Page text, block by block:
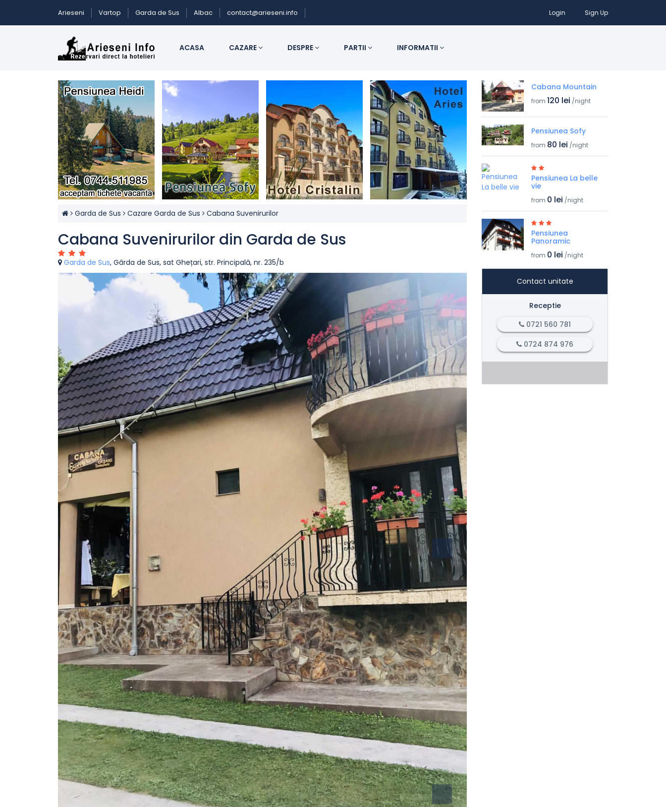
Arieseni Vartop Garda de Sus Albac contact@arieseni.info Login Sign Up
ACASA CAZARE DESPRE PARTII INFORMATII
Garda de Sus Cazare Garda de Sus Cabana Suvenirurilor
Cabana Suvenirurilor din Garda de Sus
Garda de Sus, Gârda de Sus, sat Ghețari, str. Principală, nr. 235/b
Cabana Mountain
from 120 lei /night
Pensiunea Sofy
from 80 lei /night
Pensiunea La belle
vie
from 0 lei /night
Pensiunea
Panoramic
from 0 lei /night
Contact unitate
Receptie
0721 560 781
0724 874 976